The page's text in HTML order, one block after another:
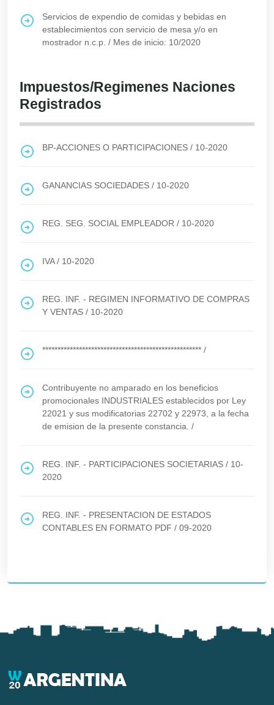
Servicios de expendio de comidas y bebidas en
establecimientos con servicio de mesa y/o en
mostrador n.c.p. / Mes de inicio: 10/2020
Impuestos/Regimenes Naciones
Registrados
BP-ACCIONES O PARTICIPACIONES / 10-2020
GANANCIAS SOCIEDADES / 10-2020
REG. SEG. SOCIAL EMPLEADOR / 10-2020
IVA/ 10-2020
REG. INF. - REGIMEN INFORMATIVO DE COMPRAS
Y VENTAS / 10-2020
**************************************************** /
Contribuyente no amparado en los beneficios
promocionales INDUSTRIALES establecidos por Ley
22021 y sus modificatorias 22702 y 22973, a la fecha
de emision de la presente constancia. /
REG. INF. - PARTICIPACIONES SOCIETARIAS / 10-
2020
REG. INF. - PRESENTACION DE ESTADOS
CONTABLES EN FORMATO PDF / 09-2020